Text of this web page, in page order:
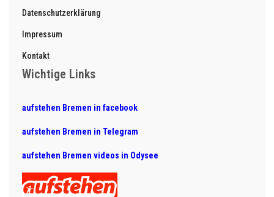
Datenschutzerklärung
Impressum
Kontakt
Wichtige Links
aufstehen Bremen in facebook
aufstehen Bremen in Telegram
aufstehen Bremen videos in Odysee